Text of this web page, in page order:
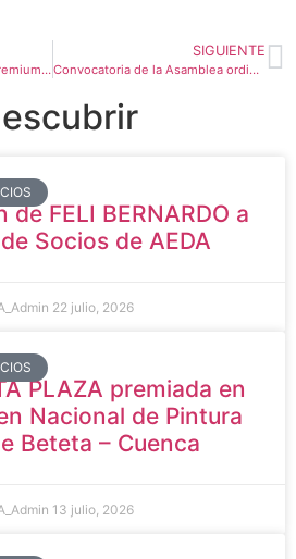
Incorporación a la Galería Premium de los premios del V Certamen Virtual de NIEVE de AEDA
SIGUIENTE
Convocatoria de la Asamblea ordinaria de AEDA (viernes 4 de abril/25)
FELI BERNARDO a
Socios de AEDA
22 julio, 2026
PLAZA premiada en
Nacional de Pintura
Beteta – Cuenca
13 julio, 2026